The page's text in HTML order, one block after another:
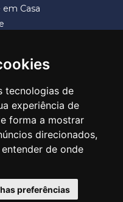
tecnologias de
experiência de
forma a mostrar
direcionados,
de onde
preferências
Casa
SP CEP 07113-040
11 2475-7300